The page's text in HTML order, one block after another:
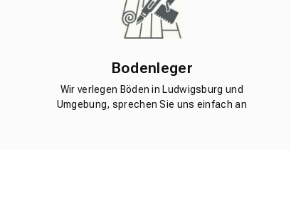
Bodenleger
Wir verlegen Böden in Ludwigsburg und
Umgebung, sprechen Sie uns einfach an